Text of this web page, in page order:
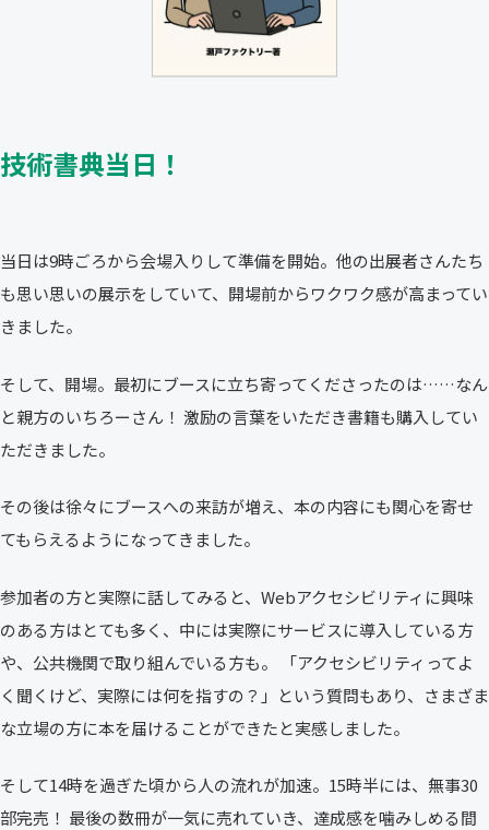
技術書典当日！
当日は9時ごろから会場入りして準備を開始。他の出展者さんたち
も思い思いの展示をしていて、開場前からワクワク感が高まってい
きました。
そして、開場。最初にブースに立ち寄ってくださったのは……なん
と親方のいちろーさん！ 激励の言葉をいただき書籍も購入してい
ただきました。
その後は徐々にブースへの来訪が増え、本の内容にも関心を寄せ
てもらえるようになってきました。
参加者の方と実際に話してみると、Webアクセシビリティに興味
のある方はとても多く、中には実際にサービスに導入している方
や、公共機関で取り組んでいる方も。 「アクセシビリティってよ
く聞くけど、実際には何を指すの？」という質問もあり、さまざま
な立場の方に本を届けることができたと実感しました。
そして14時を過ぎた頃から人の流れが加速。15時半には、無事30
部完売！ 最後の数冊が一気に売れていき、達成感を噛みしめる間